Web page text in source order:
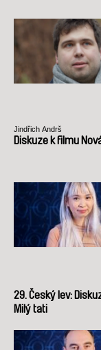
Jindřich Andrš
Diskuze k filmu
29. Český lev:
Milý tati